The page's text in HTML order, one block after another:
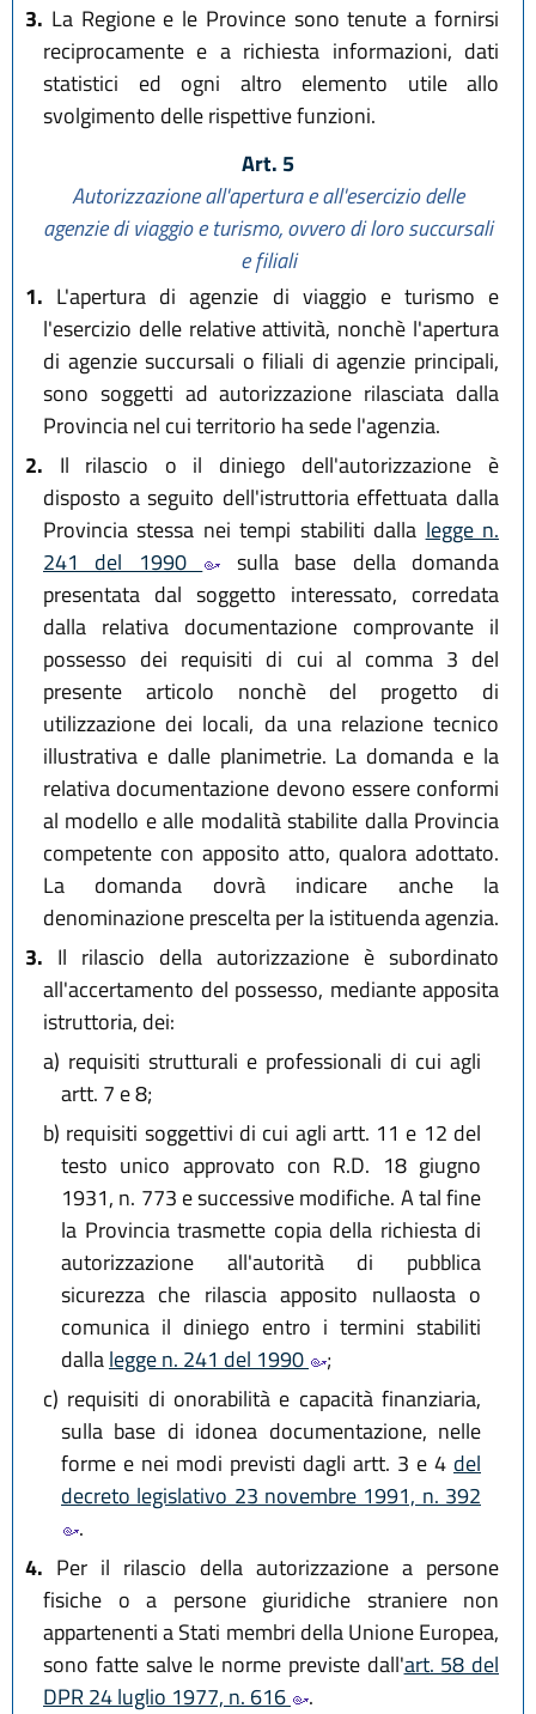
3. La Regione e le Province sono tenute a fornirsi
reciprocamente e a richiesta informazioni, dati
statistici ed ogni altro elemento utile allo
svolgimento delle rispettive funzioni.
Art. 5
Autorizzazione all'apertura e all'esercizio delle
agenzie di viaggio e turismo, ovvero di loro succursali
e filiali
1. L'apertura di agenzie di viaggio e turismo e
l'esercizio delle relative attività, nonchè l'apertura
di agenzie succursali o filiali di agenzie principali,
sono soggetti ad autorizzazione rilasciata dalla
Provincia nel cui territorio ha sede l'agenzia.
2. Il rilascio o il diniego dell'autorizzazione è
disposto a seguito dell'istruttoria effettuata dalla
Provincia stessa nei tempi stabiliti dalla legge n.
241 del 1990
sulla base della domanda
presentata dal soggetto interessato, corredata
dalla relativa documentazione comprovante il
possesso dei requisiti di cui al comma 3 del
presente articolo nonchè del progetto di
utilizzazione dei locali, da una relazione tecnico
illustrativa e dalle planimetrie. La domanda e la
relativa documentazione devono essere conformi
al modello e alle modalità stabilite dalla Provincia
competente con apposito atto, qualora adottato.
La domanda dovrà indicare anche la
denominazione prescelta per la istituenda agenzia.
3. Il rilascio della autorizzazione è subordinato
all'accertamento del possesso, mediante apposita
istruttoria, dei:
a) requisiti strutturali e professionali di cui agli
artt. 7 e 8;
b) requisiti soggettivi di cui agli artt. 11 e 12 del
testo unico approvato con R.D. 18 giugno
1931, n. 773 e successive modifiche. A tal fine
la Provincia trasmette copia della richiesta di
autorizzazione all'autorità di pubblica
sicurezza che rilascia apposito nullaosta o
comunica il diniego entro i termini stabiliti
dallalegge n. 241 del 1990
;
c) requisiti di onorabilità e capacità finanziaria,
sulla base di idonea documentazione, nelle
forme e nei modi previsti dagli artt. 3 e 4 del
decreto legislativo 23 novembre 1991, n. 392
.
4. Per il rilascio della autorizzazione a persone
fisiche o a persone giuridiche straniere non
appartenenti a Stati membri della Unione Europea,
sono fatte salve le norme previste dall'art. 58 del
DPR 24 luglio 1977, n. 616
.